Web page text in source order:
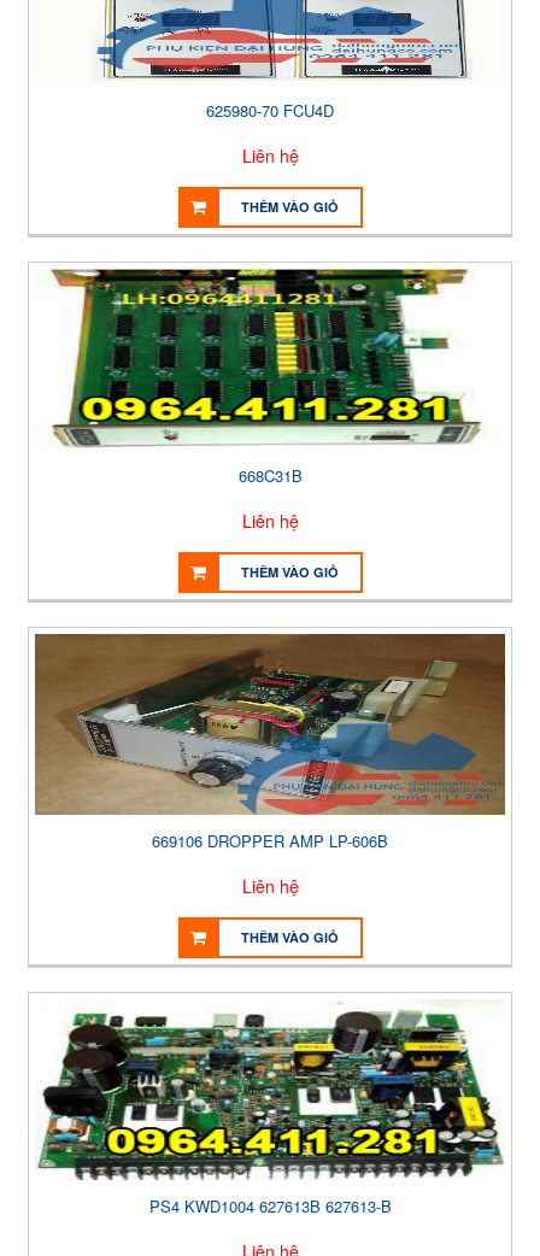
625980-70 FCU4D
Liên hệ
THÊM VÀO GIỎ
668C31B
Liên hệ
THÊM VÀO GIỎ
669106 DROPPER AMP LP-606B
Liên hệ
THÊM VÀO GIỎ
PS4 KWD1004 627613B 627613-B